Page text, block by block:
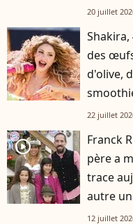
20 juillet
Shakira,
des
d'olive,
22 juillet
player2
Franck
père a
trace
autre
12 juillet